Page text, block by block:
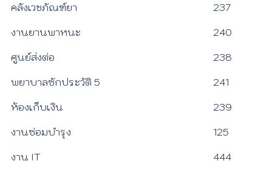
คลังเวชภัณฑ์ยา 237
งานยานพาหนะ 240
ศูนย์ส่งต่อ 238
พยาบาลซักประวัติ 5 241
ห้องเก็บเงิน 239
งานซ่อมบำรุง 125
งาน IT 444